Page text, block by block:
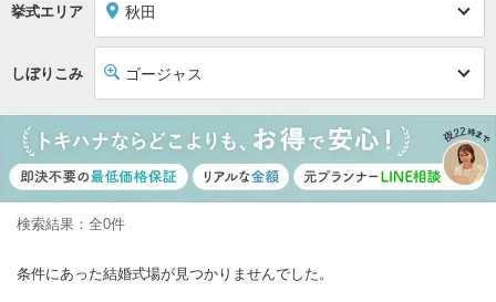
挙式エリア 秋田
しぼりこみ ゴージャス
検索結果：全0件
条件にあった結婚式場が見つかりませんでした。